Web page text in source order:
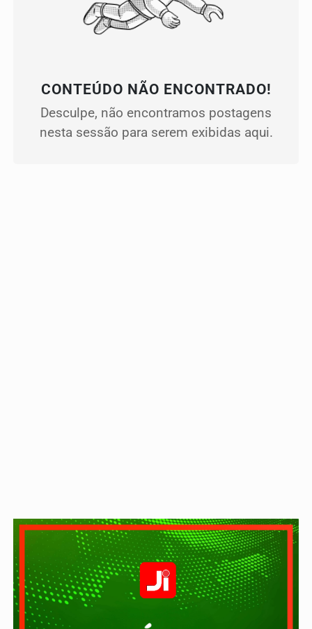
CONTEÚDO NÃO ENCONTRADO!
Desculpe, não encontramos postagens
nesta sessão para serem exibidas aqui.